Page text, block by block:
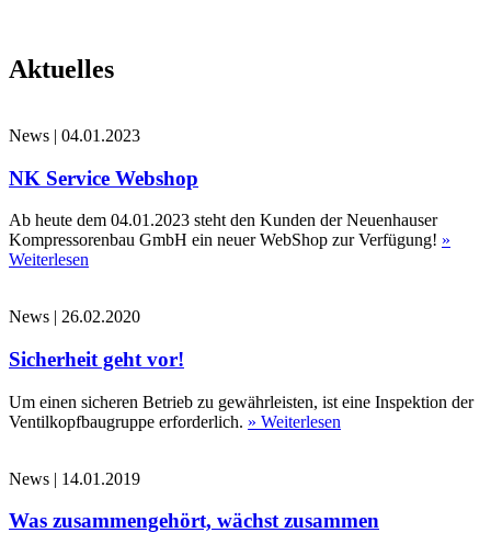
Aktuelles
News | 04.01.2023
NK Service Webshop
Ab heute dem 04.01.2023 steht den Kunden der Neuenhauser
Kompressorenbau GmbH ein neuer WebShop zur Verfügung! »
Weiterlesen
News | 26.02.2020
Sicherheit geht vor!
Um einen sicheren Betrieb zu gewährleisten, ist eine Inspektion der
Ventilkopfbaugruppe erforderlich. » Weiterlesen
News | 14.01.2019
Was zusammengehört, wächst zusammen